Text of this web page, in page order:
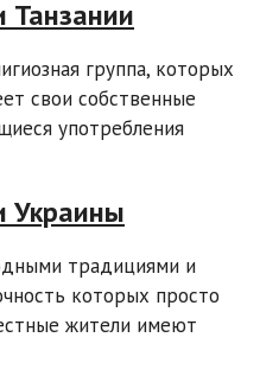
Танзании
группа, которых
свои собственные
употребления
Украины
традициями и
которых просто
жители имеют